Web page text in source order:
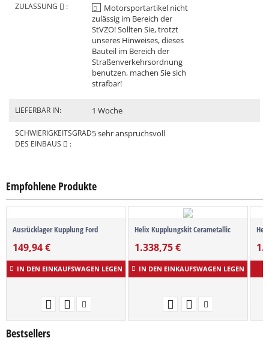
ZULASSUNG :
Motorsportartikel nicht
zulässig im Bereich der
StVZO! Sollten Sie, trotzt
unseres Hinweises, dieses
Bauteil im Bereich der
Straßenverkehrsordnung
benutzen, machen Sie sich
strafbar!
LIEFERBAR IN: 1 Woche
SCHWIERIGKEITSGRAD
DES EINBAUS
:
5 sehr anspruchsvoll
Empfohlene Produkte
Ausrücklager Kupplung Ford
149,94€
IN DEN EINKAUFSWAGEN LEGEN
Helix Kupplungskit Cerametallic
1.338,75€
IN DEN EINKAUFSWAGEN LEGEN
Bestsellers